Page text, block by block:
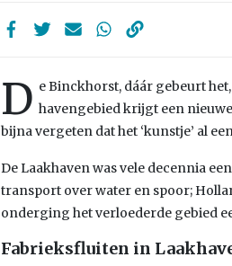
D e Binckhorst, dáár gebeurt
havengebied krijgt een
bijna vergeten dat het ‘kunstje’ al
De Laakhaven was vele decennia
transport over water en spoor;
onderging het verloederde gebied
Fabrieksfluiten in